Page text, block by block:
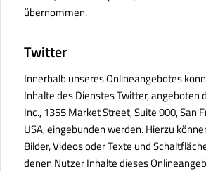
übernommen.
Twitter
Innerhalb unseres Onlineangebotes
Inhalte des Dienstes Twitter, angeboten
Inc., 1355 Market Street, Suite 900, San
USA, eingebunden werden. Hierzu
Bilder, Videos oder Texte und
denen Nutzer Inhalte dieses